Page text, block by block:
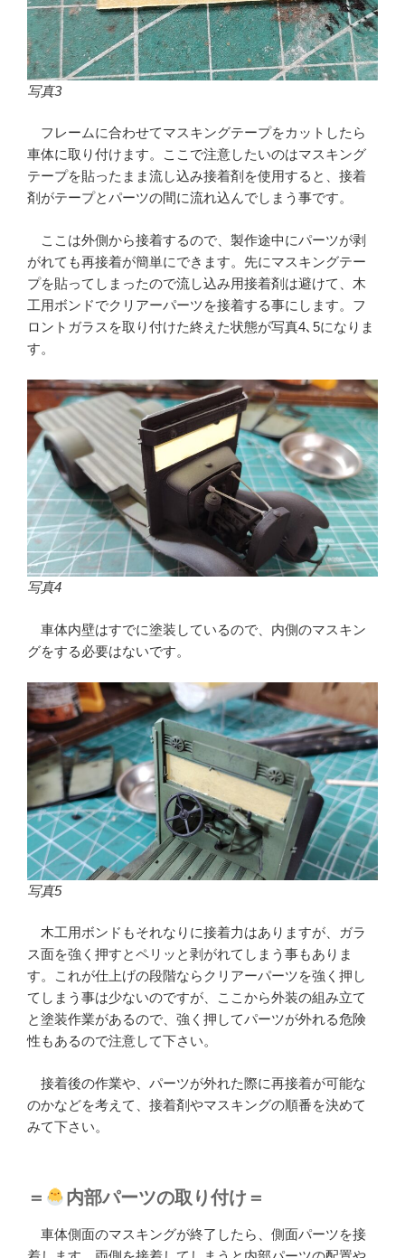
写真3
フレームに合わせてマスキングテープをカットしたら
車体に取り付けます。ここで注意したいのはマスキング
テープを貼ったまま流し込み接着剤を使用すると、接着
剤がテープとパーツの間に流れ込んでしまう事です。
ここは外側から接着するので、製作途中にパーツが剥
がれても再接着が簡単にできます。先にマスキングテー
プを貼ってしまったので流し込み用接着剤は避けて、木
工用ボンドでクリアーパーツを接着する事にします。フ
ロントガラスを取り付けた終えた状態が写真4､5になりま
す。
写真4
車体内壁はすでに塗装しているので、内側のマスキン
グをする必要はないです。
写真5
木工用ボンドもそれなりに接着力はありますが、ガラ
ス面を強く押すとペリッと剥がれてしまう事もありま
す。これが仕上げの段階ならクリアーパーツを強く押し
てしまう事は少ないのですが、ここから外装の組み立て
と塗装作業があるので、強く押してパーツが外れる危険
性もあるので注意して下さい。
接着後の作業や、パーツが外れた際に再接着が可能な
のかなどを考えて、接着剤やマスキングの順番を決めて
みて下さい。
＝ 内部パーツの取り付け＝
車体側面のマスキングが終了したら、側面パーツを接